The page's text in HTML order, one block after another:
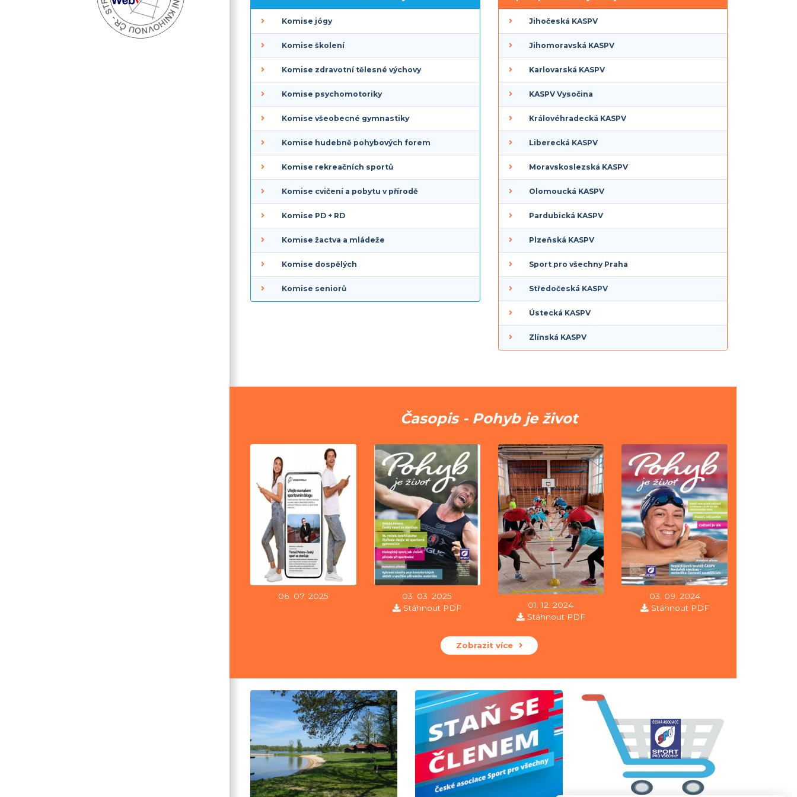
Podrobný návod jak pracovat s exportem CSV, který vám
vygeneruje členská evidence a následně chcete soubor
otevřít pomocí Excel.
Komise jógy
Komise školení
Komise zdravotní tělesné výchovy
Komise psychomotoriky
Komise všeobecné gymnastiky
Komise hudebně pohybových forem
Komise rekreačních sportů
Komise cvičení a pobytu v přírodě
Komise PD + RD
Komise žactva a mládeže
Komise dospělých
Komise seniorů
Jihočeská KASPV
Jihomoravská KASPV
Karlovarská KASPV
KASPV Vysočina
Královéhradecká KASPV
Liberecká KASPV
Moravskoslezská KASPV
Olomoucká KASPV
Pardubická KASPV
Plzeňská KASPV
Sport pro všechny Praha
Středočeská KASPV
Ústecká KASPV
Zlínská KASPV
Časopis - Pohyb je život
06. 07. 2025
03. 03. 2025
Stáhnout PDF
01. 12. 2024
Stáhnout PDF
03. 09. 2024
Stáhnout PDF
Zobrazit více